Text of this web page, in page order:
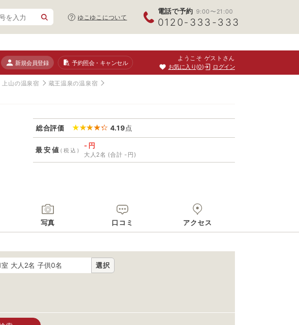
ゆこゆこについて
電話で予約 9:00〜21:00
0120-333-333
新規会員登録 予約照会・キャンセル
ようこそ ゲストさん
お気に入り 0 ログイン
上山の温泉宿
蔵王温泉の温泉宿
総合評価 4.19点
最安値 (税込)
-円
大人2名 (合計 -円)
写真 口コミ アクセス
室 大人2名 子供0名 選択